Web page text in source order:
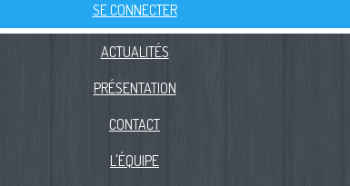
SE CONNECTER
ACTUALITÉS
PRÉSENTATION
CONTACT
L'ÉQUIPE